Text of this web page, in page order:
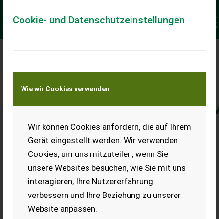
Cookie- und Datenschutzeinstellungen
Wie wir Cookies verwenden
Wir können Cookies anfordern, die auf Ihrem
Gerät eingestellt werden. Wir verwenden
Cookies, um uns mitzuteilen, wenn Sie
unsere Websites besuchen, wie Sie mit uns
interagieren, Ihre Nutzererfahrung
verbessern und Ihre Beziehung zu unserer
Website anpassen.
DIE AKTUELLE
SITUATION AM
„Die Herausforderungen der
kommenden Monate meistern“
Die Gebrauchtmaschinen-Höfe sind nach wie vor (zu)
leer, Kundenanfragen können nicht bedient werden, weil